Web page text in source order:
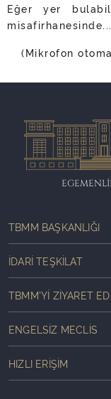
Eğer yer
misafirhanesinde...
(Mikrofon
TBMM BAŞKANLIĞI
İDARI TEŞKILAT
TBMM'YI ZIYARET
ENGELSIZ MECLIS
HIZLI ERIŞIM